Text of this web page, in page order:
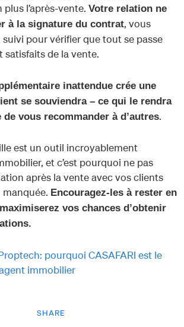
SHARE
plus l’après-vente. Votre relation ne
à la signature du contrat, vous
suivi pour vérifier que tout se passe
satisfaits de la vente.
inattendue crée une
se souviendra – ce qui le rendra
vous recommander à d’autres.
est un outil incroyablement
et c’est pourquoi ne pas
après la vente avec vos clients
Encouragez-les à rester en
vos chances d’obtenir
pourquoi CASAFARI est le
immobilier